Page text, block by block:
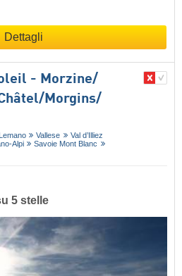
Dettagli
- Morzine/​
​Morgins/​
Vallese
Val d’Illiez
Alpi
Savoie Mont Blanc
5 stelle